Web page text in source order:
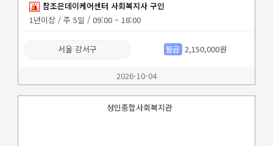
참조은데이케어센터 사회복지사 구인
1년이상 / 주 5일 / 09:00 ~ 18:00
서울 강서구 월급 2,150,000원
2026-10-04
성민종합사회복지관